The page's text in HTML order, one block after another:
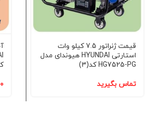
قیمت ژنراتور 7.5 کیلو وات
استارتی HYUNDAI هیوندای مدل
HG7525-PG کد(3)
تماس بگیرید